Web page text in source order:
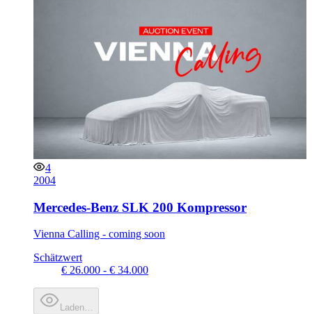
4
2004
Mercedes-Benz SLK 200 Kompressor
Vienna Calling - coming soon
Schätzwert
€ 26.000 - € 34.000
Laden…